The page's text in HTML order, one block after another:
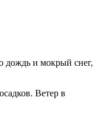
дождь и мокрый снег,
Ветер в